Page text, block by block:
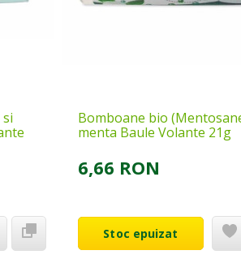
Bomboane bio
menta Baule Volante 21g
6,66 RON
Stoc epuizat